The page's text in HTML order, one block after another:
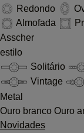
Redondo
Almofada
Asscher
estilo
Solitário
Vintage
Metal
Ouro branco Ouro
Novidades